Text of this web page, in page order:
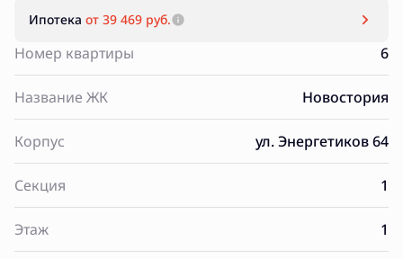
Ипотека от 39 469 руб.
Номер квартиры 6
Название ЖК Новостория
Корпус ул. Энергетиков 64
Секция 1
Этаж 1